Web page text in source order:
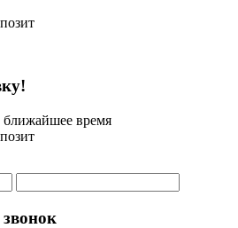
время